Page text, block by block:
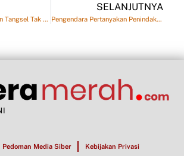
Mengapa Kemacetan Tangsel Tak Pernah Selesai
SELANJUTNYA
Pengendara Pertanyakan Penindakan Polisi di Jalur Central Park
Pedoman Media Siber Kebijakan Privasi